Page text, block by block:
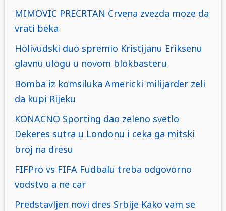
MIMOVIC PRECRTAN Crvena zvezda moze da
vrati beka
Holivudski duo spremio Kristijanu Eriksenu
glavnu ulogu u novom blokbasteru
Bomba iz komsiluka Americki milijarder zeli
da kupi Rijeku
KONACNO Sporting dao zeleno svetlo
Dekeres sutra u Londonu i ceka ga mitski
broj na dresu
FIFPro vs FIFA Fudbalu treba odgovorno
vodstvo a ne car
Predstavljen novi dres Srbije Kako vam se